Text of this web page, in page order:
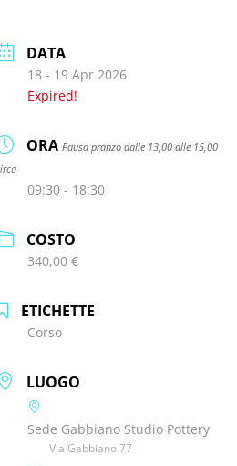
DATA
18 - 19 Apr 2026
Expired!
ORA Pausa pranzo dalle 13,00 alle 15,00
09:30 - 18:30
COSTO
340,00 €
ETICHETTE
Corso
LUOGO
Sede Gabbiano Studio Pottery
Via Gabbiano 77